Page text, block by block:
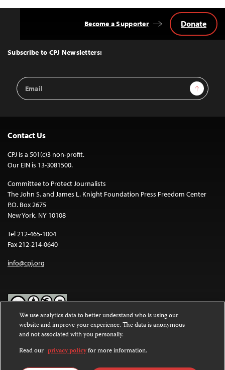
Top
Subscribe to CPJ Newsletters:
Email
Address
Sign Up
Become a Supporter Donate
Contact Us
CPJ is a 501(c)3 non-profit.
Our EIN is 13-3081500.
Committee to Protect Journalists
The John S. and James L. Knight Foundation Press Freedom Center
P.O. Box 2675
New York, NY 10108
Tel 212-465-1004
Fax 212-214-0640
info@cpj.org
Except where noted, text on this website is licensed under a
Commons Attribution-NonCommercial-NoDerivatives 4.0
International License.
Images and other media are not covered by the Creative Commons
We use analytics data to better understand who is using our
website and improve your experience. The data is anonymous
and not associated with you personally.
Read our privacy policyfor more information.